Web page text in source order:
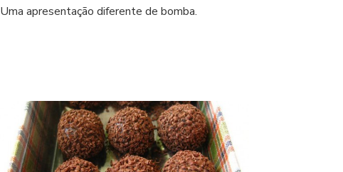
bomba
Uma apresentação diferente de bomba.